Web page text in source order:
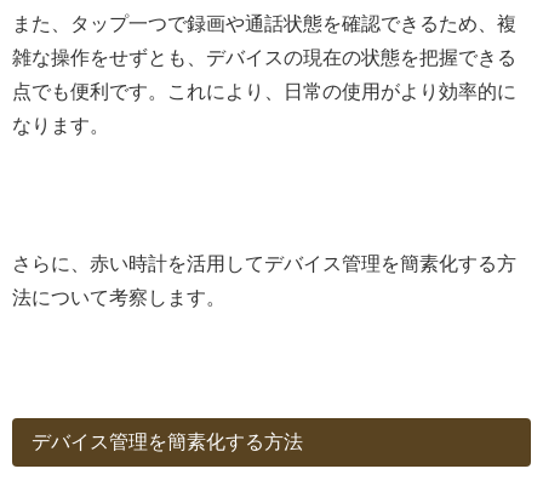
また、タップ一つで録画や通話状態を確認できるため、複
雑な操作をせずとも、デバイスの現在の状態を把握できる
点でも便利です。これにより、日常の使用がより効率的に
なります。
さらに、赤い時計を活用してデバイス管理を簡素化する方
法について考察します。
デバイス管理を簡素化する方法